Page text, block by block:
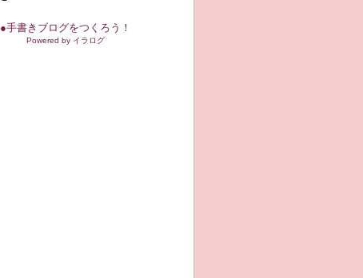
●手書きブログをつくろう！
Powered by イラログ